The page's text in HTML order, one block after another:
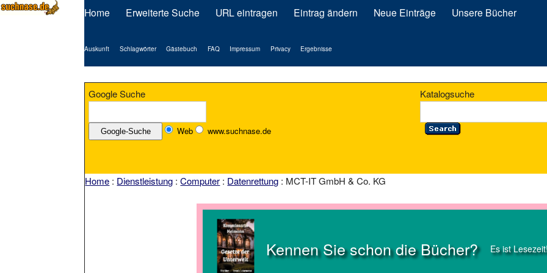
Home Erweiterte Suche URL eintragen Eintrag ändern Neue Einträge Unsere Bücher
Auskunft Schlagwörter Gästebuch FAQ Impressum Privacy Ergebnisse
Google Suche
Web www.suchnase.de
Katalogsuche
Home : Dienstleistung :Computer : Datenrettung : MCT-IT GmbH & Co. KG
Kennen Sie schon die Bücher? Es ist